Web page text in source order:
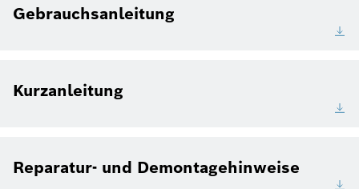
Gebrauchsanleitung
Kurzanleitung
Reparatur- und Demontagehinweise